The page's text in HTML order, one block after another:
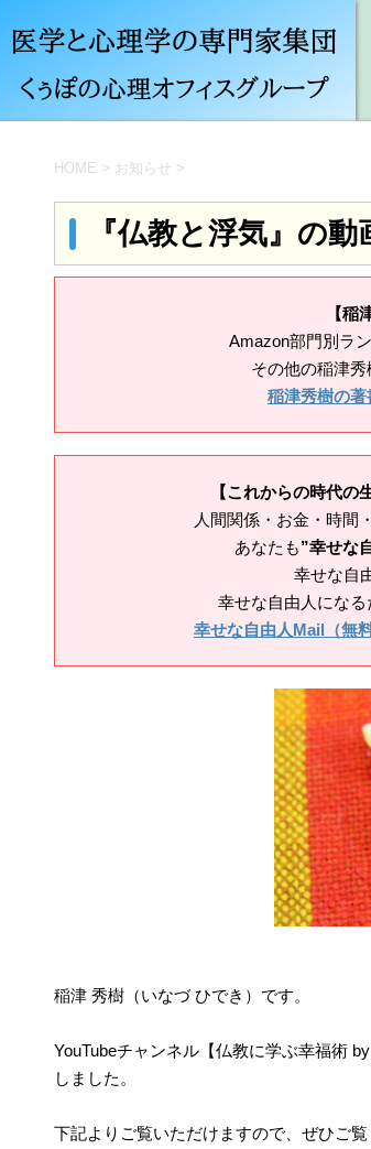
HOME > お知らせ >
『仏教と浮気』の
【稲
Amazon部門別ラ
その他の稲津秀
稲津秀樹の著
【これからの時代の
人間関係・お金・時間
あなたも”幸せな
幸せな自
幸せな自由人になる
幸せな自由人Mail（無
稲津 秀樹（いなづ ひでき）です。
YouTubeチャンネル【仏教に学ぶ幸福術
しました。
下記よりご覧いただけますので、ぜひご覧